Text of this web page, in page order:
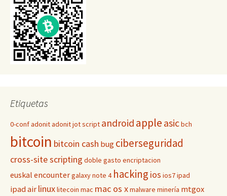
Etiquetas
0-confadonitadonit jot script android apple asicbch
bitcoin bitcoin cash bug ciberseguridad
cross-site scripting doble gasto encriptacion
euskal encountergalaxy note 4 hacking ios ios7ipad
ipad air linuxlitecoin mac mac os xmalware minería mtgox